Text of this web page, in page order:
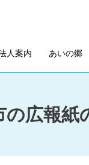
人案内 あいの郷
の広報紙